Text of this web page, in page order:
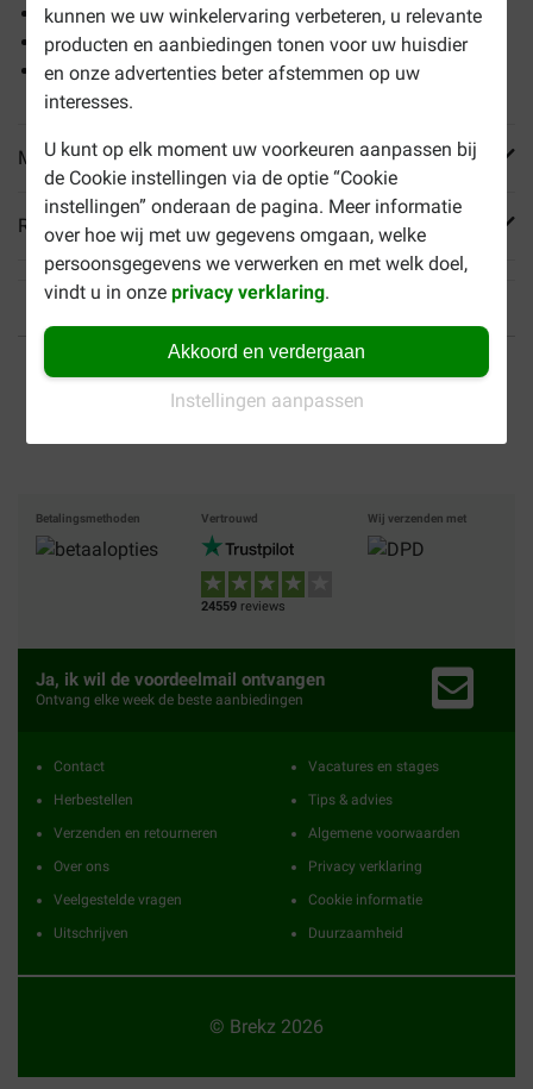
kunnen we uw winkelervaring verbeteren, u relevante
producten en aanbiedingen tonen voor uw huisdier
en onze advertenties beter afstemmen op uw
interesses.
U kunt op elk moment uw voorkeuren aanpassen bij
de Cookie instellingen via de optie “Cookie
instellingen” onderaan de pagina. Meer informatie
over hoe wij met uw gegevens omgaan, welke
persoonsgegevens we verwerken en met welk doel,
vindt u in onzeprivacy verklaring.
Akkoord en verdergaan
Instellingen aanpassen
Ondersteunt gezonde spijsvertering
Helpt tandsteen voorkomen
Ondersteunt gezonde botten
Meer informatie
Reviews
Tot 40% goedkoper Veilig betalen
Gratis bezorging vanaf €
Betalingsmethoden Vertrouwd
24559 reviews
Wij verzenden met
Ja, ik wil de voordeelmail ontvangen
Ontvang elke week de beste aanbiedingen
Contact
Herbestellen
Verzenden en retourneren
Over ons
Veelgestelde vragen
Uitschrijven
Vacatures en stages
Tips & advies
Algemene voorwaarden
Privacy verklaring
Cookie informatie
Duurzaamheid
© Brekz 2026